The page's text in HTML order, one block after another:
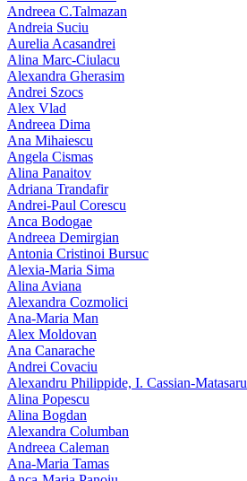
Andreea C.Talmazan
Andreia Suciu
Aurelia Acasandrei
Alina Marc-Ciulacu
Alexandra Gherasim
Andrei Szocs
Alex Vlad
Andreea Dima
Ana Mihaiescu
Angela Cismas
Alina Panaitov
Adriana Trandafir
Andrei-Paul Corescu
Anca Bodogae
Andreea Demirgian
Antonia Cristinoi Bursuc
Alexia-Maria Sima
Alina Aviana
Alexandra Cozmolici
Ana-Maria Man
Alex Moldovan
Ana Canarache
Andrei Covaciu
Alexandru Philippide, I. Cassian‑Matasaru
Alina Popescu
Alina Bogdan
Alexandra Columban
Andreea Caleman
Ana-Maria Tamas